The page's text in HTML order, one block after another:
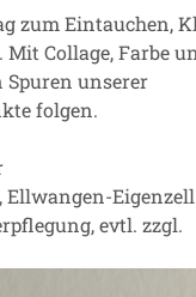
zum Eintauchen,
Collage, Farbe
Spuren unserer
folgen.
Ellwangen-Eigenzell
evtl. zzgl.